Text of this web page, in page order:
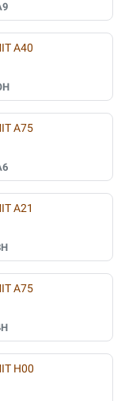
A40
A75
A21
A75
H00